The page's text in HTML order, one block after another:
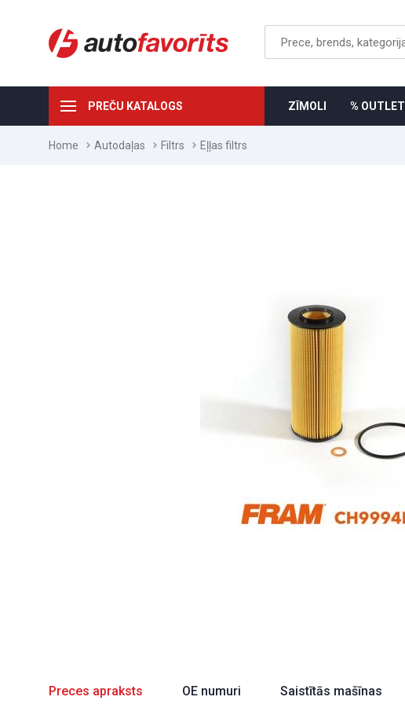
PREČU KATALOGS ZĪMOLI % OUTLET
Home Autodaļas Filtrs Eļļas filtrs
Preces apraksts OE numuri Saistītās mašīnas